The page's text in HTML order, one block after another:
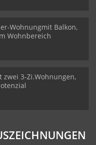
Wohnungmit Balkon,
Wohnbereich
3-Zi.Wohnungen,